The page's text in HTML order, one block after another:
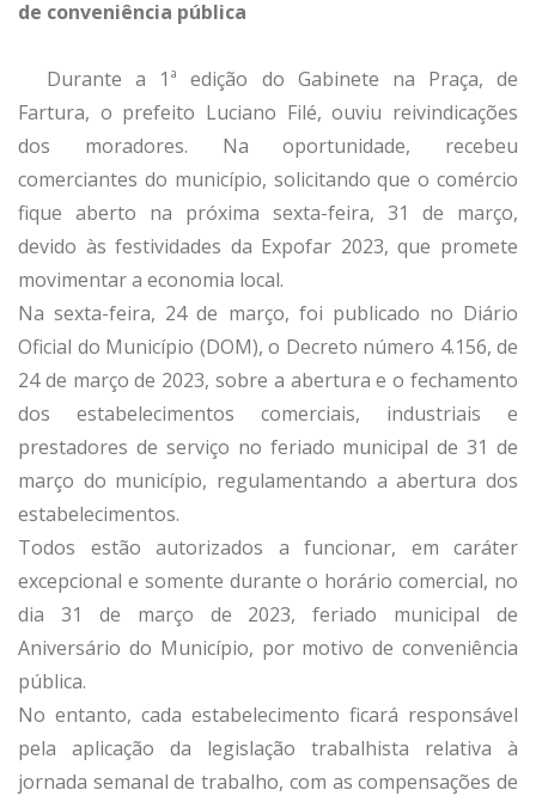
de conveniência pública
Durante a 1ª edição do Gabinete na Praça, de
Fartura, o prefeito Luciano Filé, ouviu reivindicações
dos moradores. Na oportunidade, recebeu
comerciantes do município, solicitando que o comércio
fique aberto na próxima sexta-feira, 31 de março,
devido às festividades da Expofar 2023, que promete
movimentar a economia local.
Na sexta-feira, 24 de março, foi publicado no Diário
Oficial do Município (DOM), o Decreto número 4.156, de
24 de março de 2023, sobre a abertura e o fechamento
dos estabelecimentos comerciais, industriais e
prestadores de serviço no feriado municipal de 31 de
março do município, regulamentando a abertura dos
estabelecimentos.
Todos estão autorizados a funcionar, em caráter
excepcional e somente durante o horário comercial, no
dia 31 de março de 2023, feriado municipal de
Aniversário do Município, por motivo de conveniência
pública.
No entanto, cada estabelecimento ficará responsável
pela aplicação da legislação trabalhista relativa à
jornada semanal de trabalho, com as compensações de